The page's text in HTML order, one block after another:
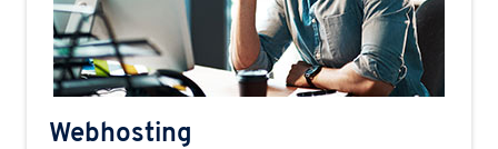
Webhosting